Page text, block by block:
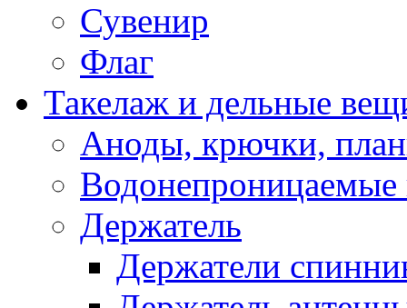
Сувенир
Флаг
Такелаж и дельные
Аноды, крючки,
Водонепроницаемые
Держатель
Держатели